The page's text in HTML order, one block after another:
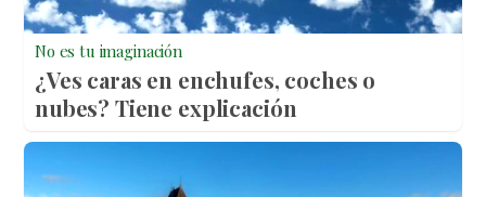
No es tu imaginación
¿Ves caras en enchufes, coches o
nubes? Tiene explicación